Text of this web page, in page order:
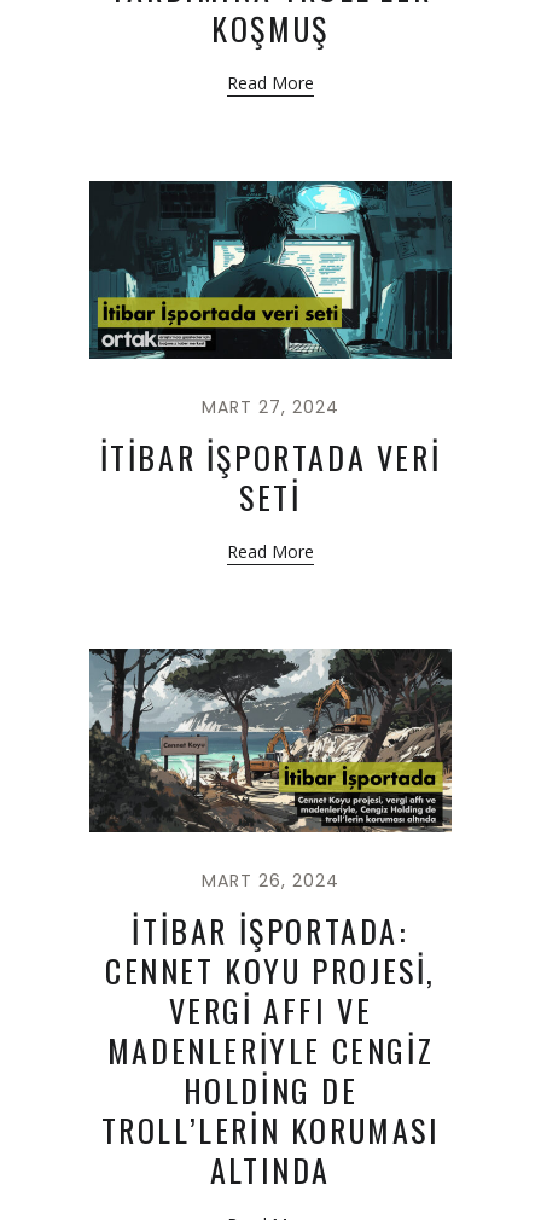
KOŞMUŞ
Read More
MART 27, 2024
İTİBAR İŞPORTADA VERİ
SETİ
Read More
MART 26, 2024
İTİBAR İŞPORTADA:
CENNET KOYU PROJESİ,
VERGİ AFFI VE
MADENLERİYLE CENGİZ
HOLDİNG DE
TROLL’LERİN KORUMASI
ALTINDA